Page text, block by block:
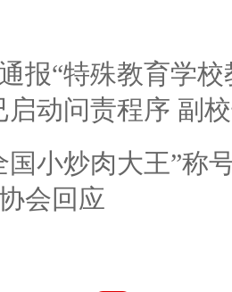
报“特殊教育学
启动问责程序 副
国小炒肉大王”称
会回应